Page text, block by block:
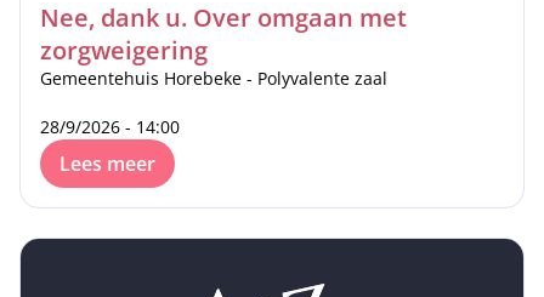
Nee, dank u. Over omgaan met
zorgweigering
Gemeentehuis Horebeke - Polyvalente zaal
28/9/2026 - 14:00
Lees meer